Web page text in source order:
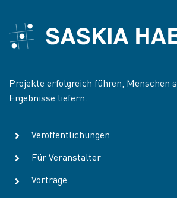
Projekte erfolgreich führen, Menschen
Ergebnisse liefern.
Veröffentlichungen
Für Veranstalter
Vorträge